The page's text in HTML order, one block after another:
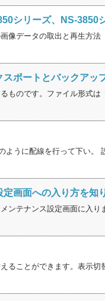
シリーズ、NS-
像データの取出と再生方
ポートとバックアッ
ものです。ファイル形式
ように配線を行って下い。
画面への入り方を知
ンテナンス設定画面に入り
ることができます。表示